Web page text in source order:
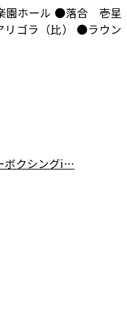
園ホール ●落合 壱星
ゴラ（比） ●ラウン
ボクシングi…